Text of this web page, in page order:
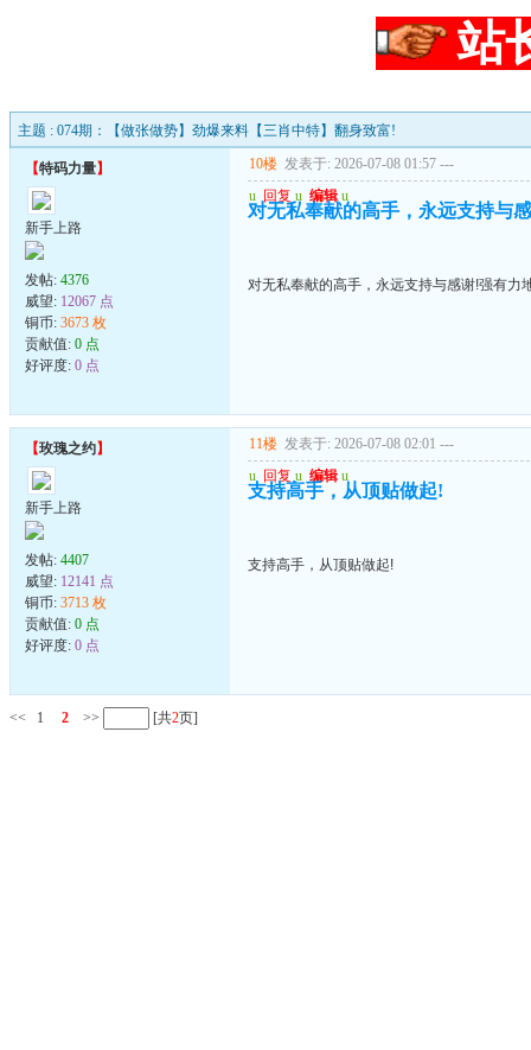
站
主题 : 074期：【做张做势】劲爆来料【三肖中特】翻身致富!
【特码力量】
新手上路
发帖: 4376
威望: 12067 点
铜币: 3673 枚
贡献值: 0 点
好评度: 0 点
10楼 发表于: 2026-07-08 01:57 ---
u 回复 u 编辑 u
对无私奉献的高手，永远支持与
对无私奉献的高手，永远支持与感谢!强有力
【玫瑰之约】
新手上路
发帖: 4407
威望: 12141 点
铜币: 3713 枚
贡献值: 0 点
好评度: 0 点
11楼 发表于: 2026-07-08 02:01 ---
u 回复 u 编辑 u
支持高手，从顶贴做起!
支持高手，从顶贴做起!
<< 1 2 >> [共2页]